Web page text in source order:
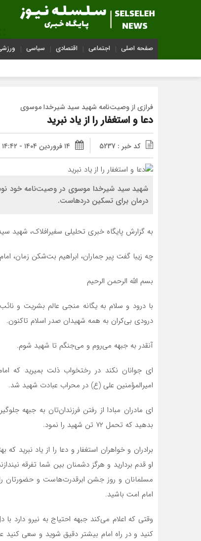
صفحه اصلی اجتماعی اقتصادی سیاسی
فرازی از وصیت‌نامه شهید سید شیرخدا موسوی
دعا و استغفار را از یاد نبرید
کد خبر : 5237 ۱۴ فروردین ۱۴۰۴ - ۱۴:۴۲
شهید سید شیرخدا موسوی در وصیت‌نامه خود
درمان برای تسکین دردهاست.
به گزارش پایگاه خبری تحلیلی سفیرافلاک،
چه زیبا گفت پیر جماران، ابراهیم بت‌شکن
بسم الله الرحمن الرحیم
با درود و سلام به یگانه منجی عالم بشریت و
درودی بی‌کران به همه شهیدان صدر اسلام تاکنون.
آنقدر به جبهه می‌روم و می‌جنگم تا شهید شوم.
ای جوانان نکند در رختخواب ذلت بمیرید که
امیرالمؤمنین علی (ع) در محراب عبادت شهید شد.
ای مادران مبادا از رفتن فرزندان‌تان به جبهه
بدهید که تحمل ۷۲ تن شهید را نمود.
برادران و خواهران استغفار و دعا را از یاد
او قدم بردارید و هرگز دشمنان بین شما تفرقه
مسلمانان و روز جشن ابرقدرت‌هاست و حضورتان
امام امت باشید.
وقتی که اعلام می‌کند جبهه احتیاج به نیرو دارد
کنید و در راه امام بیشتر دقیق شوید و سعی